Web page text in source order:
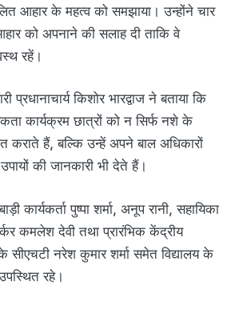
आहार के महत्व को समझाया। उन्होंने चार
को अपनाने की सलाह दी ताकि वे
रहें।
प्रधानाचार्य किशोर भारद्वाज ने बताया कि
कार्यक्रम छात्रों को न सिर्फ नशे के
कराते हैं, बल्कि उन्हें अपने बाल अधिकारों
की जानकारी भी देते हैं।
कार्यकर्ता पुष्पा शर्मा, अनूप रानी, सहायिका
कमलेश देवी तथा प्रारंभिक केंद्रीय
सीएचटी नरेश कुमार शर्मा समेत विद्यालय के
रहे।